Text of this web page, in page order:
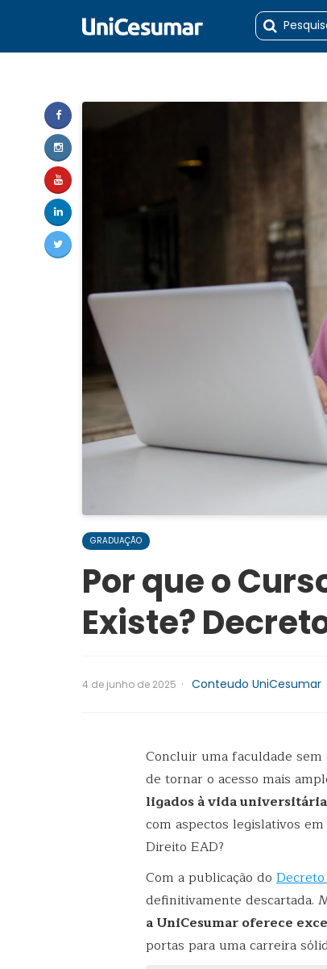
GRADUAÇÃO
Por que o
Existe?
4 de junho de 2025 · Conteudo UniCesumar
Concluir uma faculdade
de tornar o acesso mais
ligados à vida universitária
com aspectos legislativos
Direito EAD?
Com a publicação do
definitivamente descartada.
a UniCesumar oferece
portas para uma carreira